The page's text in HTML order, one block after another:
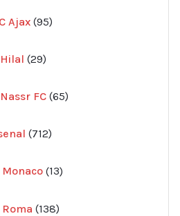
Ajax 95
produkter
29
produkter
FC 65
produkter
712
produkter
Monaco 13
produkter
Roma 138